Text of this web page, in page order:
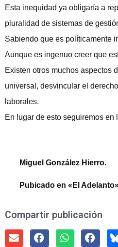
Esta inequidad ya obligaría a
pluralidad de sistemas de
Sabiendo que es políticamente
Aunque es ingenuo creer que
Existen otros muchos aspectos
universal, desvincular el
laborales.
En lugar de esto seguiremos
Miguel González Hierro.
Pubicado en «El
Compartir publicación